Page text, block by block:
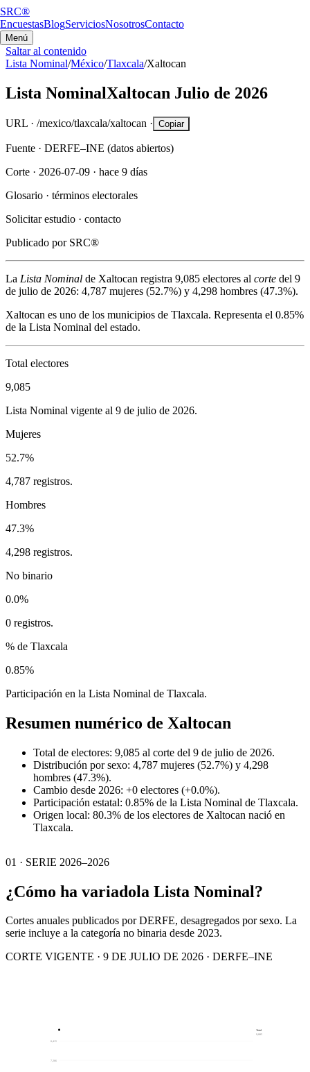
SRC®
EncuestasBlogServiciosNosotrosContacto
Menú
Saltar al contenido
Lista Nominal/México/Tlaxcala/Xaltocan
Lista NominalXaltocan Julio de 2026
URL · /mexico/tlaxcala/xaltocan · Copiar
Fuente · DERFE–INE (datos abiertos)
Corte · 2026-07-09 · hace 9 días
Glosario · términos electorales
Solicitar estudio · contacto
Publicado por SRC®
La Lista Nominal de Xaltocan registra 9,085 electores al corte del 9
de julio de 2026: 4,787 mujeres (52.7%) y 4,298 hombres (47.3%).
Xaltocan es uno de los municipios de Tlaxcala. Representa el 0.85%
de la Lista Nominal del estado.
Total electores
9,085
Lista Nominal vigente al 9 de julio de 2026.
Mujeres
52.7%
4,787 registros.
Hombres
47.3%
4,298 registros.
No binario
0.0%
0 registros.
% de Tlaxcala
0.85%
Participación en la Lista Nominal de Tlaxcala.
Resumen numérico de Xaltocan
Total de electores: 9,085 al corte del 9 de julio de 2026.
Distribución por sexo: 4,787 mujeres (52.7%) y 4,298
hombres (47.3%).
Cambio desde 2026: +0 electores (+0.0%).
Participación estatal: 0.85% de la Lista Nominal de Tlaxcala.
Origen local: 80.3% de los electores de Xaltocan nació en
Tlaxcala.
01 · SERIE 2026–2026
¿Cómo ha variadola Lista Nominal?
Cortes anuales publicados por DERFE, desagregados por sexo. La
serie incluye a la categoría no binaria desde 2023.
CORTE VIGENTE · 9 DE JULIO DE 2026 · DERFE–INE
7,266
8,415
Total
9,085